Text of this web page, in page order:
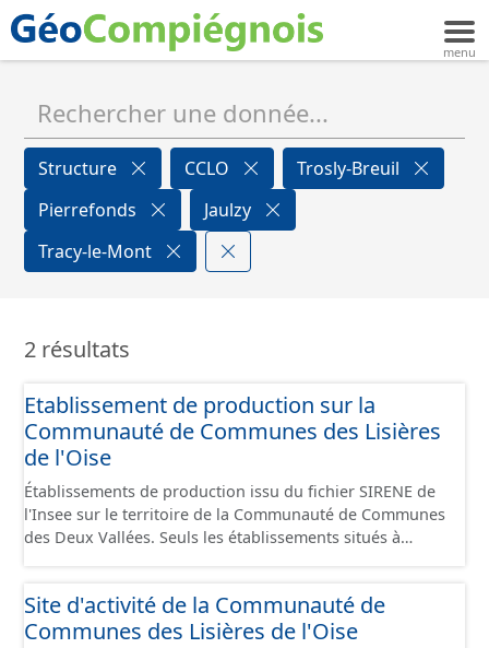
Structure CCLO
Trosly-Breuil
Pierrefonds
Jaulzy
Tracy-le-Mont
2 résultats
Etablissement de production sur la
Communauté de Communes des Lisières
de l'Oise
Établissements de production issu du fichier SIRENE de
l'Insee sur le territoire de la Communauté de Communes
des Deux Vallées. Seuls les établissements situés à
conformément aux prescriptions du standard CNIG Sites
Économiques. Ce lot ne contient pas la référence aux
Site d'activité de la Communauté de
Communes des Lisières de l'Oise